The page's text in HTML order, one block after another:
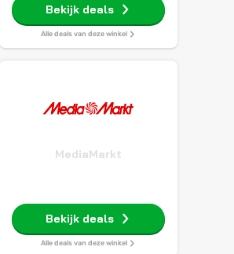
Bekijk deals
Alle deals van deze winkel
MediaMarkt
Bekijk deals
Alle deals van deze winkel